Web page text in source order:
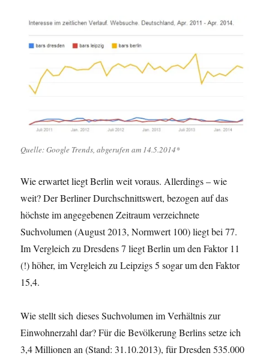
Quelle: Google Trends, abgerufen am 14.5.2014*
Wie erwartet liegt Berlin weit voraus. Allerdings – wie
weit? Der Berliner Durchschnittswert, bezogen auf das
höchste im angegebenen Zeitraum verzeichnete
Suchvolumen (August 2013, Normwert 100) liegt bei 77.
Im Vergleich zu Dresdens 7 liegt Berlin um den Faktor 11
(!) höher, im Vergleich zu Leipzigs 5 sogar um den Faktor
15,4.
Wie stellt sich dieses Suchvolumen im Verhältnis zur
Einwohnerzahl dar? Für die Bevölkerung Berlins setze ich
3,4 Millionen an (Stand: 31.10.2013), für Dresden 535.000